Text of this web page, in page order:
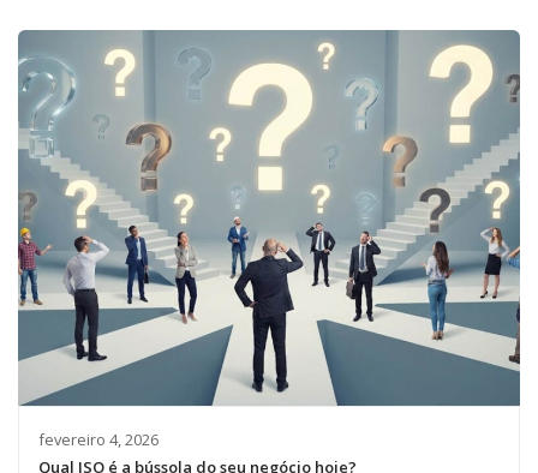
fevereiro 4, 2026
Qual ISO é a bússola do seu negócio hoje?